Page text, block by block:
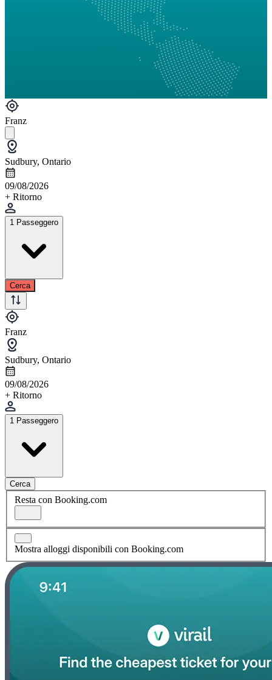
Franz
Sudbury, Ontario
09/08/2026
+ Ritorno
1 Passeggero
Cerca
Franz
Sudbury, Ontario
09/08/2026
+ Ritorno
1 Passeggero
Cerca
Resta con Booking.com
Mostra alloggi disponibili con Booking.com